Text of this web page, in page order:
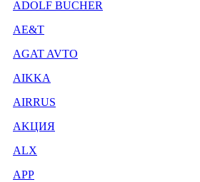
ADOLF BUCHER
AE&T
AGAT AVTO
AIKKA
AIRRUS
AKЦИЯ
ALX
APP